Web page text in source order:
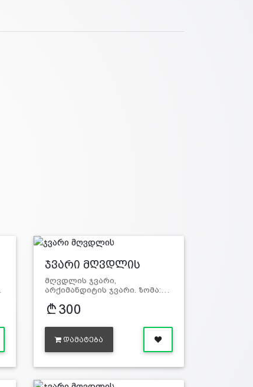
ჯვარი მღვდლის
მღვდლის ჯვარი,
არქიმანდიტის ჯვარი. ზომა:…
300
ᲓᲐᲛᲐᲢᲔᲑᲐ